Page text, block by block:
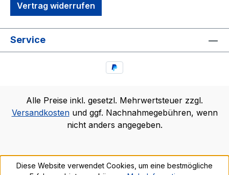
Vertrag widerrufen
Service
Alle Preise inkl. gesetzl. Mehrwertsteuer zzgl.
Versandkostenund ggf. Nachnahmegebühren, wenn
nicht anders angegeben.
Diese Website verwendet Cookies, um eine bestmögliche